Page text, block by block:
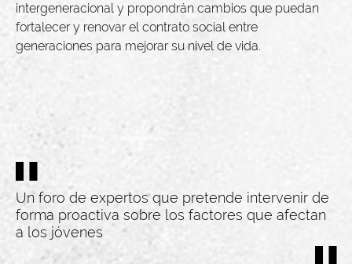
intergeneracional y propondrán cambios que puedan
fortalecer y renovar el contrato social entre
generaciones para mejorar su nivel de vida.
Un foro de expertos que pretende intervenir de
forma proactiva sobre los factores que afectan
a los jóvenes